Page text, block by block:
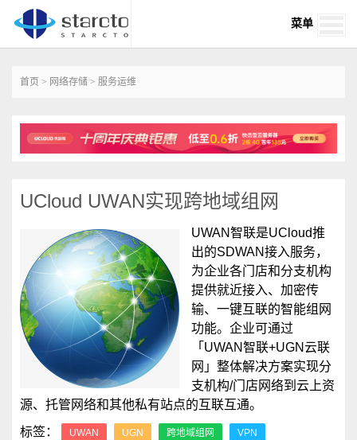
菜单
首页 > 网络存储 > 服务运维
UCloud UWAN实现跨地域组网
UWAN智联是UCloud推
出的SDWAN接入服务，
为企业各门店和分支机构
提供就近接入、加密传
输、一键互联的智能组网
功能。企业可通过
「UWAN智联+UGN云联
网」整体解决方案实现分
支机构/门店网络到云上资
源、托管网络和其他私有站点的互联互通。
标签：
UWAN UGN 跨地域组网 VPN